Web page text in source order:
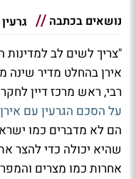
נושאים בכתבה גרעין
"צריך לשים לב
אירן בהחלט מדיר שינה
רבי, ראש מרכז דיין
על הסכם הגרעין עם אירן
הם לא מדברים כמו
שהיא יכולה כדי להצר
אחרות כמו מצרים